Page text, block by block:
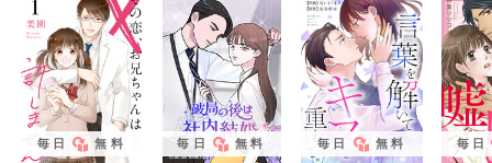
毎日 無料 毎日 無料 毎日 無料 毎日